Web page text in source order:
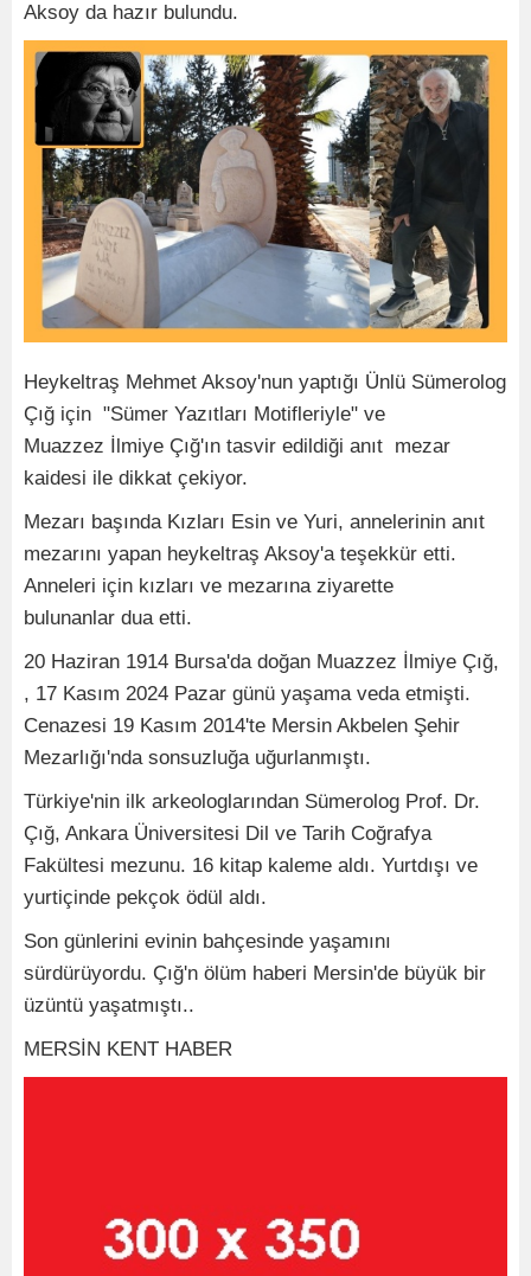
Aksoy da hazır bulundu.
Heykeltraş Mehmet Aksoy'nun yaptığı Ünlü Sümerolog
Çığ için "Sümer Yazıtları Motifleriyle" ve
Muazzez İlmiye Çığ'ın tasvir edildiği anıt mezar
kaidesi ile dikkat çekiyor.
Mezarı başında Kızları Esin ve Yuri, annelerinin anıt
mezarını yapan heykeltraş Aksoy'a teşekkür etti.
Anneleri için kızları ve mezarına ziyarette
bulunanlar dua etti.
20 Haziran 1914 Bursa'da doğan Muazzez İlmiye Çığ,
, 17 Kasım 2024 Pazar günü yaşama veda etmişti.
Cenazesi 19 Kasım 2014'te Mersin Akbelen Şehir
Mezarlığı'nda sonsuzluğa uğurlanmıştı.
Türkiye'nin ilk arkeologlarından Sümerolog Prof. Dr.
Çığ, Ankara Üniversitesi Dil ve Tarih Coğrafya
Fakültesi mezunu. 16 kitap kaleme aldı. Yurtdışı ve
yurtiçinde pekçok ödül aldı.
Son günlerini evinin bahçesinde yaşamını
sürdürüyordu. Çığ'n ölüm haberi Mersin'de büyük bir
üzüntü yaşatmıştı..
MERSİN KENT HABER